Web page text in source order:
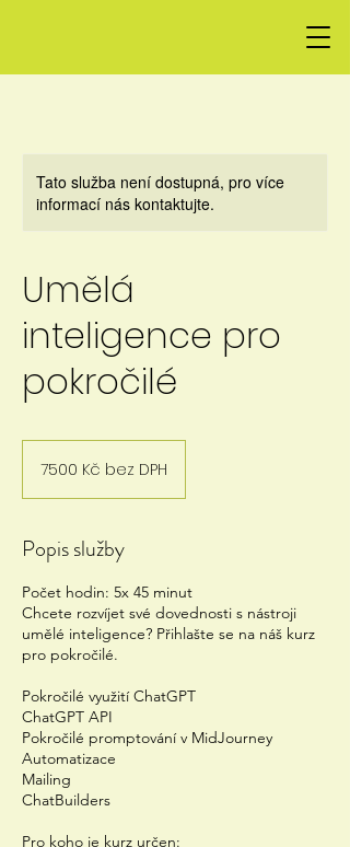
Tato služba není dostupná, pro více
informací nás kontaktujte.
Umělá
inteligence pro
pokročilé
7500 Kč bez DPH
Popis služby
Počet hodin: 5x 45 minut
Chcete rozvíjet své dovednosti s nástroji
umělé inteligence? Přihlašte se na náš kurz
pro pokročilé.
Pokročilé využití ChatGPT
ChatGPT API
Pokročilé promptování v MidJourney
Automatizace
Mailing
ChatBuilders
Pro koho je kurz určen: